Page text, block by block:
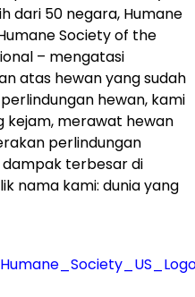
dari 50 negara, Humane
Society of the
– mengatasi
atas hewan yang sudah
hewan, kami
merawat hewan
perlindungan
terbesar di
nama kami: dunia yang